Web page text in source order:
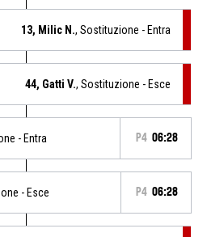
13, Milic N., Sostituzione - Entra
44, Gatti V., Sostituzione - Esce
- Entra P4 06:28
- Esce P4 06:28